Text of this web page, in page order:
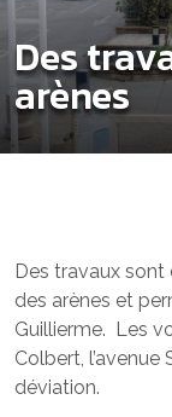
Des
arènes
Des travaux sont
des arènes et
Guillierme. Les
Colbert,
déviation.